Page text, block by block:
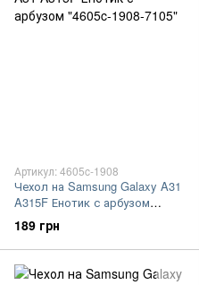
Артикул: 4605c-1908
Чехол на Samsung Galaxy A31
A315F Енотик с арбузом
"4605c-1908-7105"
189 грн